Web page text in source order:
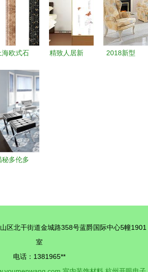
材料清单
+品牌大全
聚焦室内装
饰材料质量
管控
海欧式石
景墙 定制
解决方案
精致人居新
2018新型
秘多伦多
味与奢华
区北干街道金城路358号蓝爵国际中心5幢1901
室
电话：1381965**